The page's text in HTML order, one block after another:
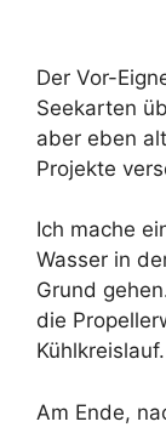
Der Vor-
Seekarten
aber eben
Projekte
Ich mache
Wasser in
Grund
die
Kühlkreislauf.
Am Ende,